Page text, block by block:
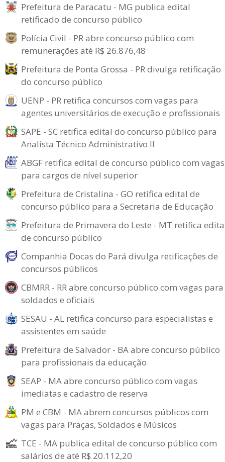
Prefeitura de Paracatu - MG publica edital
retificado de concurso público
Polícia Civil - PR abre concurso público com
remunerações até R$ 26.876,48
Prefeitura de Ponta Grossa - PR divulga retificação
do concurso público
UENP - PR retifica concursos com vagas para
agentes universitários de execução e profissionais
SAPE - SC retifica edital do concurso público para
Analista Técnico Administrativo II
ABGF retifica edital de concurso público com vagas
para cargos de nível superior
Prefeitura de Cristalina - GO retifica edital de
concurso público para a Secretaria de Educação
Prefeitura de Primavera do Leste - MT retifica
de concurso público
Companhia Docas do Pará divulga retificações de
concursos públicos
CBMRR - RR abre concurso público com vagas para
soldados e oficiais
SESAU - AL retifica concurso para especialistas e
assistentes em saúde
Prefeitura de Salvador - BA abre concurso público
para profissionais da educação
SEAP - MA abre concurso público com vagas
imediatas e cadastro de reserva
PM e CBM - MA abrem concursos públicos com
vagas para Praças, Soldados e Músicos
TCE - MA publica edital de concurso público com
salários de até R$ 20.112,20